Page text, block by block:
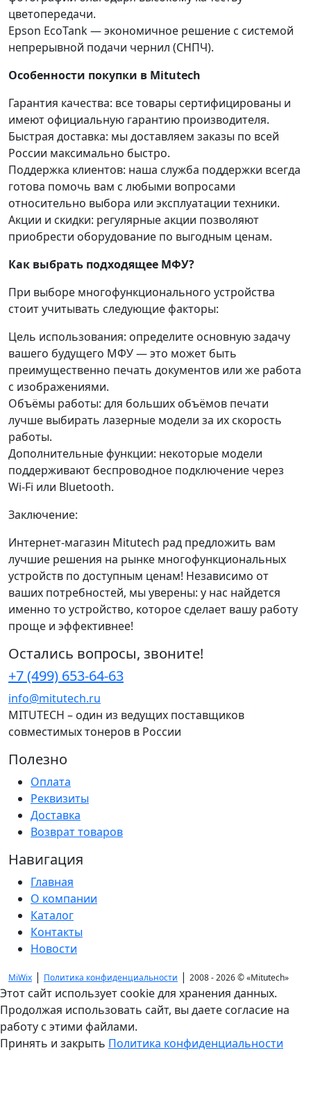
цветопередачи.
Epson EcoTank — экономичное решение с системой
непрерывной подачи чернил (СНПЧ).
Особенности покупки в Mitutech
Гарантия качества: все товары сертифицированы и
имеют официальную гарантию производителя.
Быстрая доставка: мы доставляем заказы по всей
России максимально быстро.
Поддержка клиентов: наша служба поддержки всегда
готова помочь вам с любыми вопросами
относительно выбора или эксплуатации техники.
Акции и скидки: регулярные акции позволяют
приобрести оборудование по выгодным ценам.
Как выбрать подходящее МФУ?
При выборе многофункционального устройства
стоит учитывать следующие факторы:
Цель использования: определите основную задачу
вашего будущего МФУ — это может быть
преимущественно печать документов или же работа
с изображениями.
Объёмы работы: для больших объёмов печати
лучше выбирать лазерные модели за их скорость
работы.
Дополнительные функции: некоторые модели
поддерживают беспроводное подключение через
Wi-Fi или Bluetooth.
Заключение:
Интернет-магазин Mitutech рад предложить вам
лучшие решения на рынке многофункциональных
устройств по доступным ценам! Независимо от
ваших потребностей, мы уверены: у нас найдется
именно то устройство, которое сделает вашу работу
проще и эффективнее!
Остались вопросы, звоните!
+7 (499) 653-64-63
info@mitutech.ru
MITUTECH – один из ведущих поставщиков
совместимых тонеров в России
Полезно
Оплата
Реквизиты
Доставка
Возврат товаров
Навигация
Главная
О компании
Каталог
Контакты
Новости
MiWix | Политика конфиденциальности | 2008 - 2026 ©«Mitutech»
Этот сайт использует cookie для хранения данных.
Продолжая использовать сайт, вы даете согласие на
работу с этими файлами.
Принять и закрыть Политика конфиденциальности